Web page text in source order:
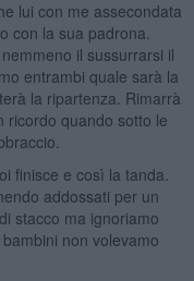
lui con me assecondata
con la sua padrona.
il sussurrarsi il
entrambi quale sarà la
la ripartenza. Rimarrà
ricordo quando sotto le
finisce e così la tanda.
addossati per un
stacco ma ignoriamo
non volevamo